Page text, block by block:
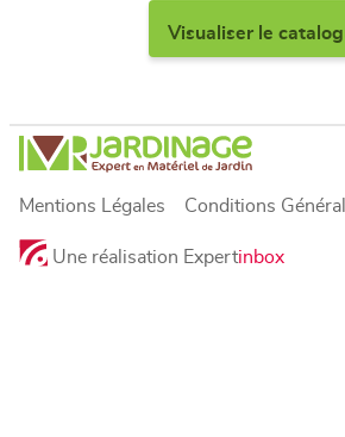
Visualiser le
Mentions Légales Conditions
Une réalisation Expertinbox